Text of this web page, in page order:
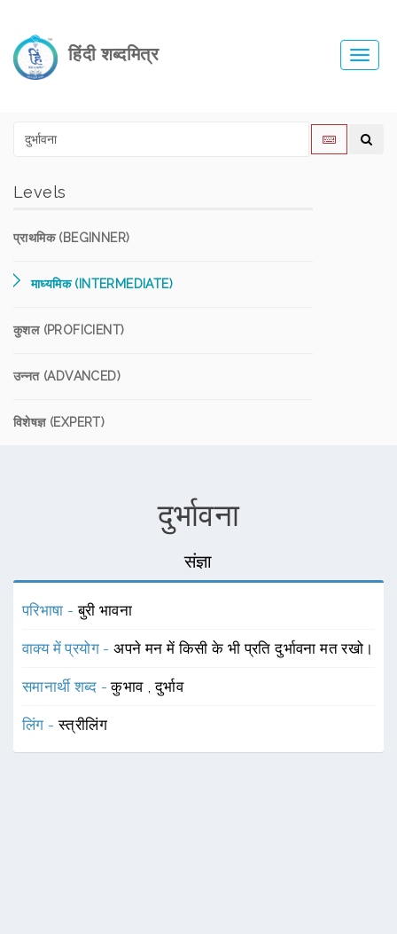
हिंदी शब्दमित्र
Levels
प्राथमिक (BEGINNER)
माध्यमिक (INTERMEDIATE)
कुशल (PROFICIENT)
उन्नत (ADVANCED)
विशेषज्ञ (EXPERT)
दुर्भावना
संज्ञा
परिभाषा -बुरी भावना
वाक्य में प्रयोग -अपने मन में किसी के भी प्रति दुर्भावना मत रखो।
समानार्थी शब्द -कुभाव ,दुर्भाव
लिंग -स्त्रीलिंग